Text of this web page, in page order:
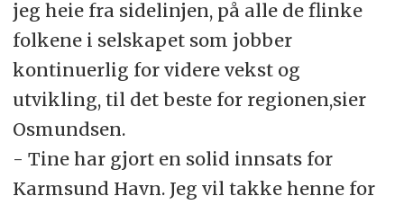
jeg heie fra sidelinjen, på alle de flinke
folkene i selskapet som jobber
kontinuerlig for videre vekst og
utvikling, til det beste for regionen,sier
Osmundsen.
- Tine har gjort en solid innsats for
Karmsund Havn. Jeg vil takke henne for